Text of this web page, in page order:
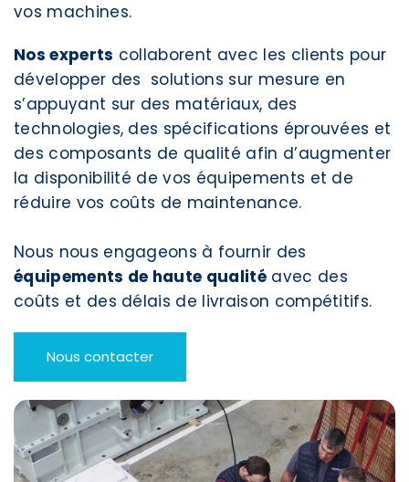
vos machines.
Nos experts collaborent avec les clients pour
développer des solutions sur mesure en
s’appuyant sur des matériaux, des
technologies, des spécifications éprouvées et
des composants de qualité afin d’augmenter
la disponibilité de vos équipements et de
réduire vos coûts de maintenance.
Nous nous engageons à fournir des
équipements de haute qualitéavec des
coûts et des délais de livraison compétitifs.
Nous contacter